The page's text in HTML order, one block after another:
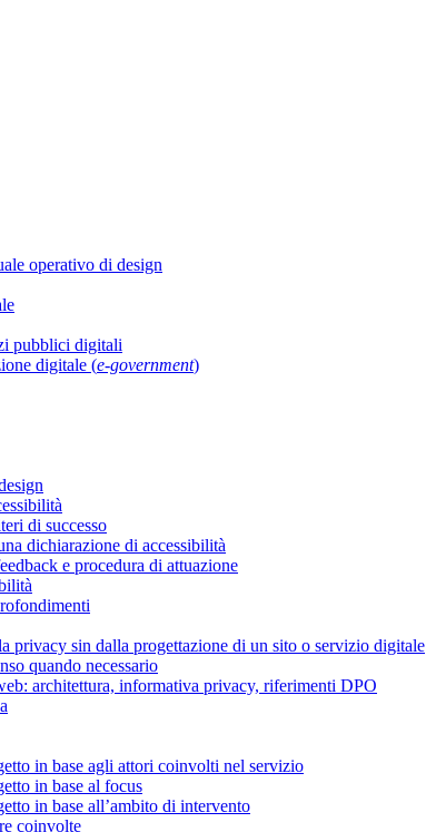
operativo di design
pubblici digitali
digitale (e-government)
di successo
dichiarazione di accessibilità
e procedura di attuazione
privacy sin dalla progettazione di un sito o servizio digitale
quando necessario
architettura, informativa privacy, riferimenti DPO
in base agli attori coinvolti nel servizio
in base al focus
in base all’ambito di intervento
coinvolte